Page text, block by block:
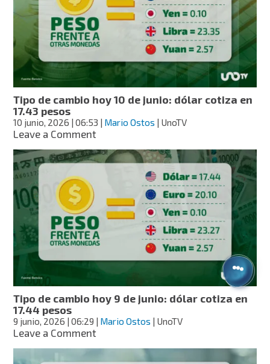
de
junio:
dólar
cotiza
17.38
Tipo de cambio hoy 10 de junio: dólar cotiza en
17.43 pesos
10 junio, 2026 | 06:53 | Mario Ostos | UnoTV
Leave a Commenton
de
de
junio:
dólar
cotiza
17.43
pesos
Tipo de cambio hoy 9 de junio: dólar cotiza en
17.44 pesos
9 junio, 2026 | 06:29 | Mario Ostos | UnoTV
Leave a Commenton